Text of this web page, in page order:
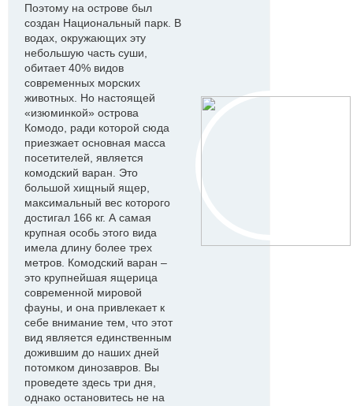
Поэтому на острове был
создан Национальный парк. В
водах, окружающих эту
небольшую часть суши,
обитает 40% видов
современных морских
животных. Но настоящей
«изюминкой» острова
Комодо, ради которой сюда
приезжает основная масса
посетителей, является
комодский варан. Это
большой хищный ящер,
максимальный вес которого
достигал 166 кг. А самая
крупная особь этого вида
имела длину более трех
метров. Комодский варан –
это крупнейшая ящерица
современной мировой
фауны, и она привлекает к
себе внимание тем, что этот
вид является единственным
дожившим до наших дней
потомком динозавров. Вы
проведете здесь три дня,
однако остановитесь не на